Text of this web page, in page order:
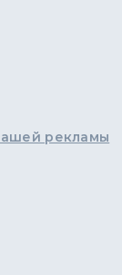
рекламы